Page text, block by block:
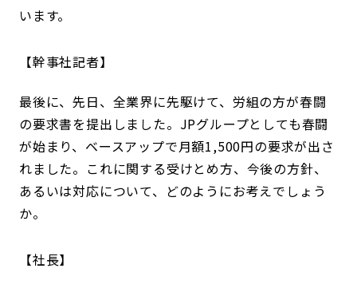
います。
幹事社記者
最後に、先日、全業界に先駆けて、労組の方が春闘
の要求書を提出しました。JPグループとしても春闘
が始まり、ベースアップで月額1,500円の要求が出さ
れました。これに関する受けとめ方、今後の方針、
あるいは対応について、どのようにお考えでしょう
か。
社長